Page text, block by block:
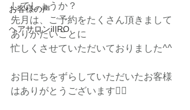
お客様の声
ヘアサロンiIIRO
しでしょうか？
先月は、ご予約をたくさん頂きまして
ありがたいことに
忙しくさせていただいておりました^^
お日にちをずらしていただいたお客様
はありがとうございます🙇‍♀️